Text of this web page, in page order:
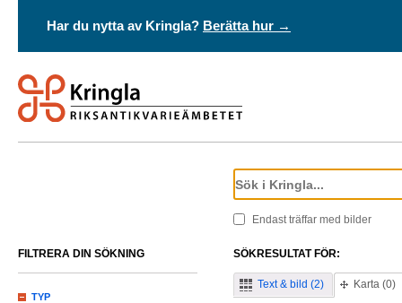
Har du nytta av Kringla? Berätta hur →
Endast träffar med bilder
SÖKRESULTAT FÖR:
Text & bild (2) Karta (0)
FILTRERA DIN SÖKNING
TYP